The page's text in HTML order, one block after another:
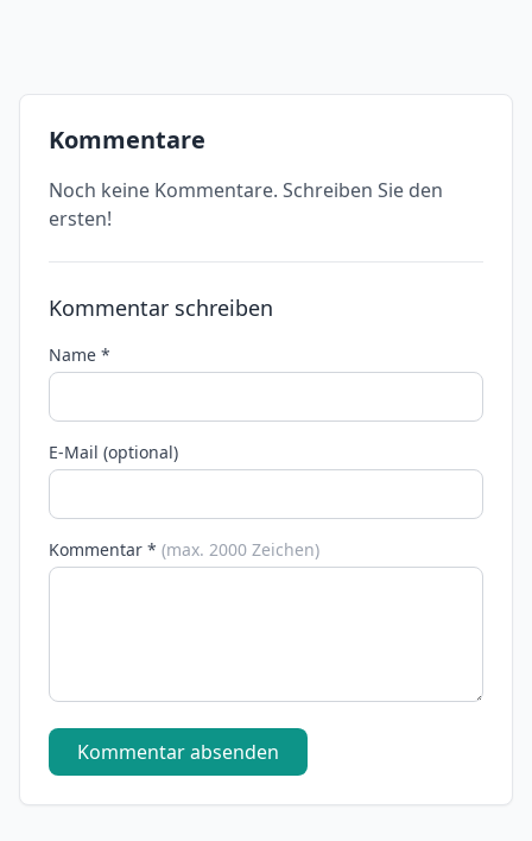
Kommentare
Noch keine Kommentare. Schreiben Sie den
ersten!
Kommentar schreiben
Name *
E-Mail (optional)
Kommentar * (max. 2000 Zeichen)
Kommentar absenden